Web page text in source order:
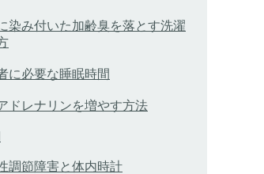
染み付いた加齢臭を落とす洗濯
に必要な睡眠時間
ドレナリンを増やす方法
調節障害と体内時計